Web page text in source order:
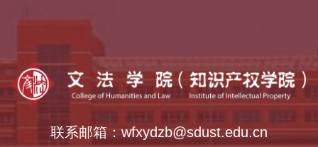
全国哲学社会科学工作办公室
联系邮箱：wfxydzb@sdust.edu.cn